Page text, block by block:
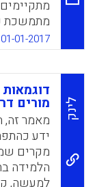
במכללות
הקשורות
מתמשכת
לנוכח
פורמלי
היא
מקומיים,
על שני
משותף
"איכות"
של למידה
01-01-2017
לינק מורים
מאמר זה,
ידע
מקרים
הלמידה